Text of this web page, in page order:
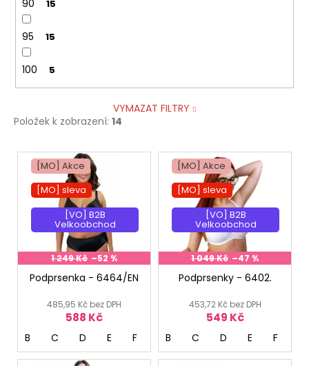
90 15
95 15
100 5
VYMAZAT FILTRY
Položek k zobrazení: 14
V
p
r
t
[MO] Akce
[MO] sleva
[VO] B2B
Velkoobchod
1 249 Kč –52 %
Podprsenka - 6464/EN
485,95 Kč bez DPH
588 Kč
B C D E F H
[MO] Akce
[MO] sleva
[VO] B2B
Velkoobchod
1 049 Kč –47 %
Podprsenky - 6402.
453,72 Kč bez DPH
549 Kč
B C D E F